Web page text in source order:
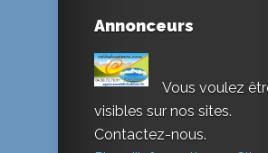
Annonceurs
Vous voulez
visibles sur nos sites.
Contactez-nous.